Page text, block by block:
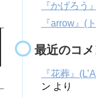
『かげろう
『arrow』(
最近のコメ
『花葬』
ン より